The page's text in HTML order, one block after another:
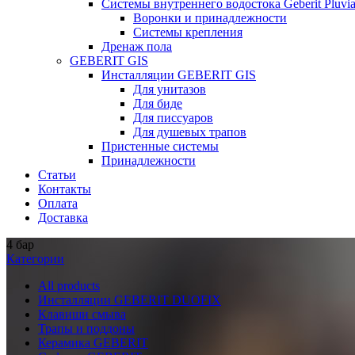
Системы внутреннего водостока Geberit Pluvia
Воронки и принадлежности
Системы крепления
Дренаж пола
GEBERIT GIS
Инсталляции GEBERIT GIS
Для унитазов
Для биде
Для писсуаров
Для душевых трапов
Пристенные системы
Принадлежности
Статьи
Контакты
Оплата
Доставка
4 бар
Категории
All products
Инсталляции GEBERIT DUOFIX
Клавиши смыва
Трапы и поддоны
Керамика GEBERIT